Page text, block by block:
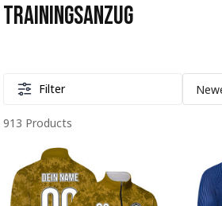
Trainingsanzug
Filter
913 Products